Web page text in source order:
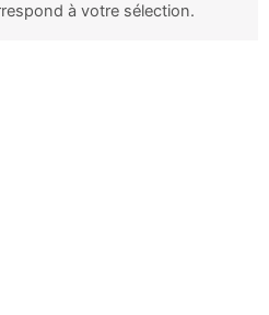
à votre sélection.